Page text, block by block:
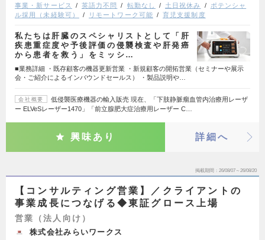
事業・新サービス
英語力不問 転勤なし 土日祝休み
ポテンシャ
ル採用（未経験可）
リモートワーク可能 育児支援制度
私たちは肝臓のスペシャリストとして「肝
疾患重症度や予後評価の侵襲検査や肝発癌
から患者を救う」をミッシ…
■業務詳細 ・既存顧客の機器更新営業 ・新規顧客の開拓営業（セミナーや展示
会・ご紹介によるインバウンドセールス） ・製品説明や…
会社概要
低侵襲医療機器の輸入販売 現在、「下肢静脈瘤血管内治療用レーザ
ー ELVeSレーザー1470」「前立腺肥大症治療用レーザー C…
興味あり 詳細へ
掲載期間 26/08/07～26/08/20
【コンサルティング営業】／クライアントの
事業成長につなげる◆東証グロース上場
営業（法人向け）
株式会社みらいワークス